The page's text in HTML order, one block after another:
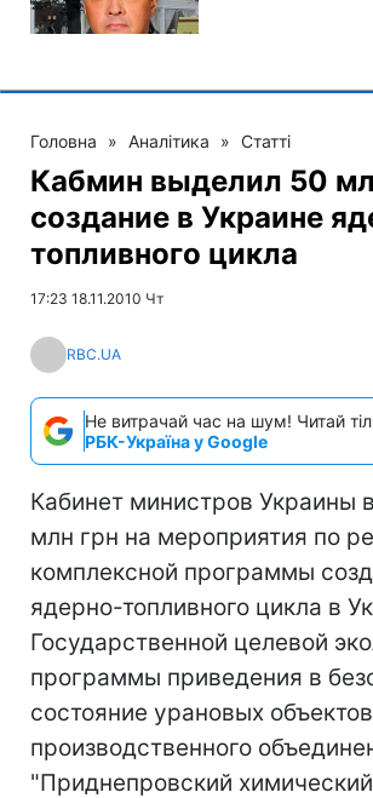
Головна » Аналітика » Статті
Кабмин выделил 50
создание в Украине
топливного цикла
17:23 18.11.2010 Чт
RBC.UA
Не витрачай час на шум! Читай
РБК-Україна у Google
Кабинет министров Украины
млн грн на мероприятия по
комплексной программы
ядерно-топливного цикла в
Государственной целевой
программы приведения в
состояние урановых объектов
производственного
"Приднепровский